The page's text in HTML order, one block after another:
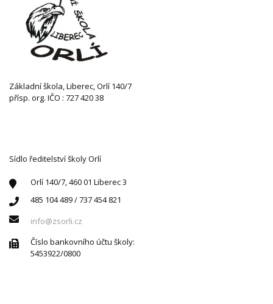
Základní škola, Liberec, Orlí 140/7
přísp. org. IČO : 727 420 38
Sídlo ředitelství školy Orlí
Orlí 140/7, 460 01 Liberec 3
485 104 489 / 737 454 821
info@zsorli.cz
Číslo bankovního účtu školy:
5453922/0800